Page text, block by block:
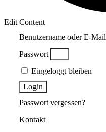
Edit Content
Benutzername oder E-Mail
Passwort
Eingeloggt bleiben
Login
Passwort vergessen?
Kontakt